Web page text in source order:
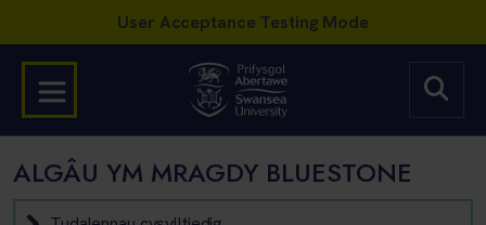
ALGÂU YM MRAGDY BLUESTONE